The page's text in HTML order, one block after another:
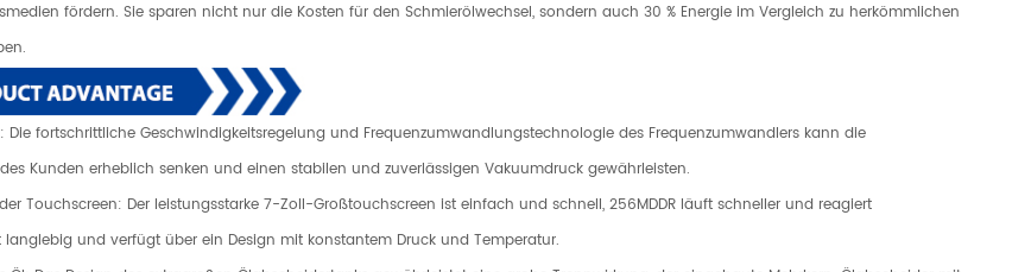
fördern. Sie sparen nicht nur die Kosten für den Schmierölwechsel, sondern auch 30 % Energie im Vergleich zu herkömmlichen
Die fortschrittliche Geschwindigkeitsregelung und Frequenzumwandlungstechnologie des Frequenzumwandlers kann die
Kunden erheblich senken und einen stabilen und zuverlässigen Vakuumdruck gewährleisten.
Touchscreen: Der leistungsstarke 7-Zoll-Großtouchscreen ist einfach und schnell, 256MDDR läuft schneller und reagiert
langlebig und verfügt über ein Design mit konstantem Druck und Temperatur.